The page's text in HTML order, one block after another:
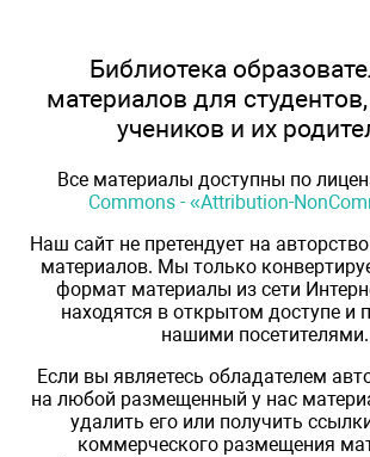
Библиотека
материалов для
учеников и их
Все материалы доступны по
Commons - «Attribution-
Наш сайт не претендует на
материалов. Мы только
формат материалы из сети
находятся в открытом доступе и
нашими посетителями.
Если вы являетесь обладателем
на любой размещенный у нас
удалить его или получить
коммерческого размещения